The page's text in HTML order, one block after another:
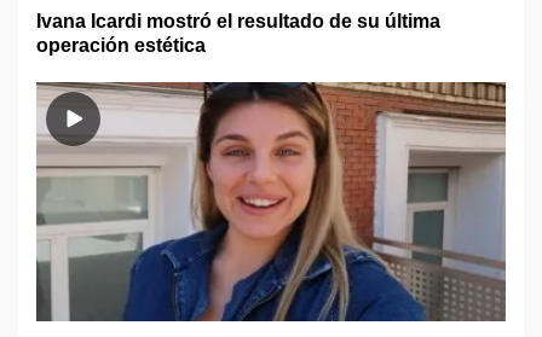
Ivana Icardi mostró el resultado de su última
operación estética